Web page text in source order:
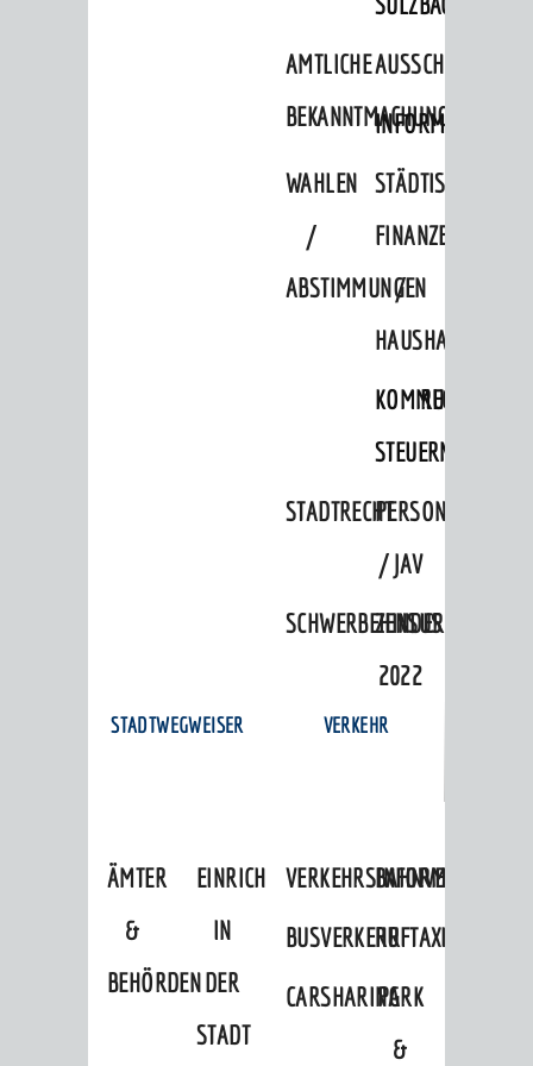
AMTLICHE
BEKANNTMACHUNGEN
WAHLEN
/
ABSTIMMUNGEN
STÄDTISCHE
FINANZEN
/
HAUSHALT
KOMMUNALE
STEUERN
STADTRECHTPERSONALRAT
/ JAV
ZENSUS
2022
STADTWEGWEISER
ÄMTER
&
BEHÖRDEN
EINRICHTUNGEN
IN
DER
STADT
VERKEHR
VERKEHRSINFORMATIONEN
BAHNVERKEHR
BUSVERKEHRRUFTAXI
CARSHARINGPARK
&
BERATUNG & ANGEBOTE